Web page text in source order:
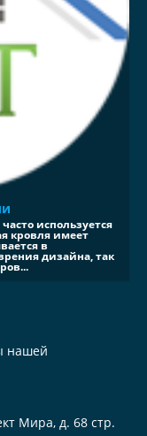
используется
кровля имеет
в
дизайна, так
нашей
Мира, д. 68 стр.